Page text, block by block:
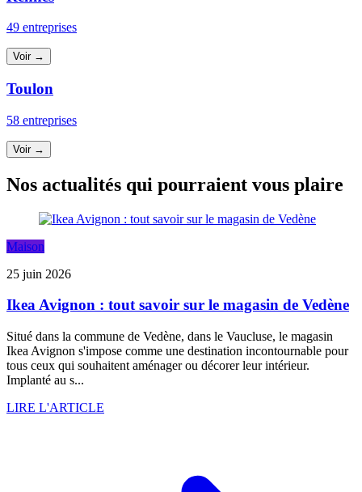
49 entreprises
Voir →
Toulon
58 entreprises
Voir →
Nos actualités qui pourraient vous plaire
Maison
25 juin 2026
Ikea Avignon : tout savoir sur le magasin de Vedène
Situé dans la commune de Vedène, dans le Vaucluse, le magasin
Ikea Avignon s'impose comme une destination incontournable pour
tous ceux qui souhaitent aménager ou décorer leur intérieur.
Implanté au s...
LIRE L'ARTICLE